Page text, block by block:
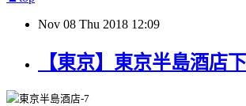
Nov 08 Thu 2018 12:09
【東京】東京半島酒店